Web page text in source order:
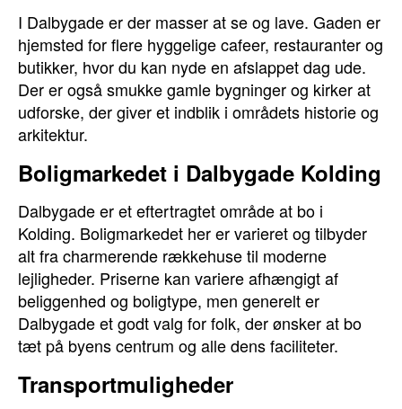
I Dalbygade er der masser at se og lave. Gaden er
hjemsted for flere hyggelige cafeer, restauranter og
butikker, hvor du kan nyde en afslappet dag ude.
Der er også smukke gamle bygninger og kirker at
udforske, der giver et indblik i områdets historie og
arkitektur.
Boligmarkedet i Dalbygade Kolding
Dalbygade er et eftertragtet område at bo i
Kolding. Boligmarkedet her er varieret og tilbyder
alt fra charmerende rækkehuse til moderne
lejligheder. Priserne kan variere afhængigt af
beliggenhed og boligtype, men generelt er
Dalbygade et godt valg for folk, der ønsker at bo
tæt på byens centrum og alle dens faciliteter.
Transportmuligheder